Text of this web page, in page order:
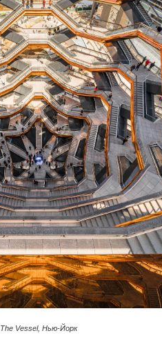
The Vessel, Нью-Йорк